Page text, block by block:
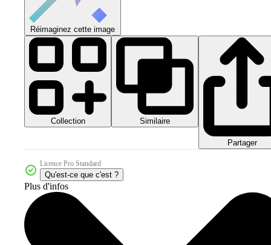
Réimaginez cette image
Collection Similaire
Partager
Licence Pro Standard
Qu'est-ce que c'est ?
Plus d'infos